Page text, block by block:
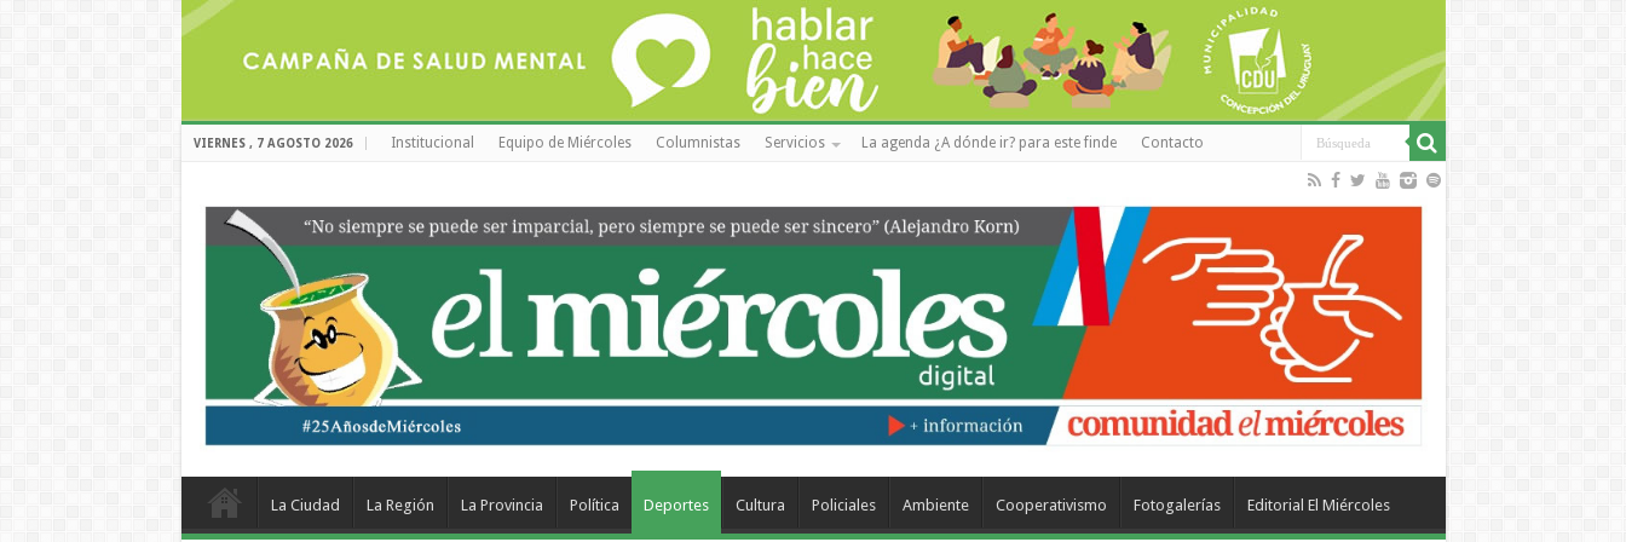
VIERNES , 7 AGOSTO 2026 Institucional Equipo de Miércoles Columnistas Servicios La agenda ¿A dónde ir? para este finde Contacto
La Ciudad La Región La Provincia Política Deportes Cultura Policiales Ambiente Cooperativismo Fotogalerías Editorial El Miércoles